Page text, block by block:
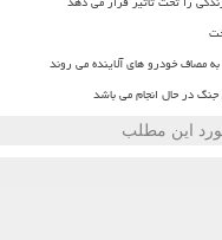
مصاف خودرو های آلاینده می روند
در حال انجام می باشد
این مطلب